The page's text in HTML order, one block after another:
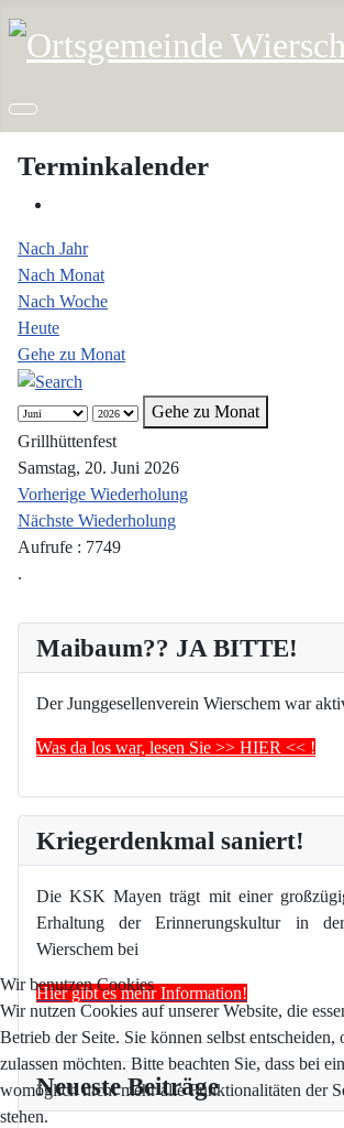
Maibaum?? JA BITTE!
Der Junggesellenverein Wierschem war
Was da los war, lesen Sie >> HIER << !
Kriegerdenkmal saniert!
Die KSK Mayen trägt mit einer
Erhaltung der Erinnerungskultur in
Wierschem bei
Hier gibt es mehr Information!
Neueste Beiträge
Terminkalender
Nach Jahr
Nach Monat
Nach Woche
Heute
Gehe zu Monat
Gehe zu Monat
Grillhüttenfest
Samstag, 20. Juni 2026
Vorherige Wiederholung
Nächste Wiederholung
Aufrufe : 7749
.
Wir benutzen Cookies
Wir nutzen Cookies auf unserer Website, die
Betrieb der Seite. Sie können selbst entscheiden,
zulassen möchten. Bitte beachten Sie, dass bei
womöglich nicht mehr alle Funktionalitäten der
stehen.